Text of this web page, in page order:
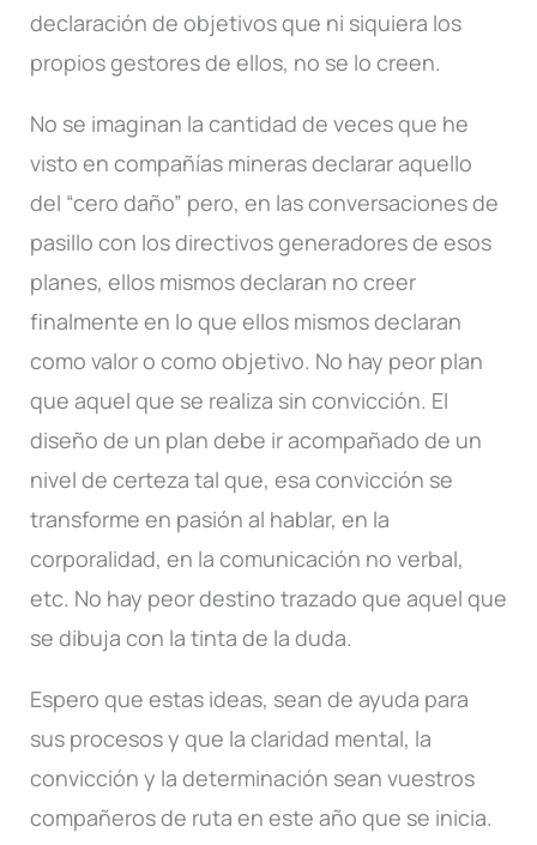
declaración de objetivos que ni siquiera los
propios gestores de ellos, no se lo creen.
No se imaginan la cantidad de veces que he
visto en compañías mineras declarar aquello
del “cero daño” pero, en las conversaciones de
pasillo con los directivos generadores de esos
planes, ellos mismos declaran no creer
finalmente en lo que ellos mismos declaran
como valor o como objetivo. No hay peor plan
que aquel que se realiza sin convicción. El
diseño de un plan debe ir acompañado de un
nivel de certeza tal que, esa convicción se
transforme en pasión al hablar, en la
corporalidad, en la comunicación no verbal,
etc. No hay peor destino trazado que aquel que
se dibuja con la tinta de la duda.
Espero que estas ideas, sean de ayuda para
sus procesos y que la claridad mental, la
convicción y la determinación sean vuestros
compañeros de ruta en este año que se inicia.